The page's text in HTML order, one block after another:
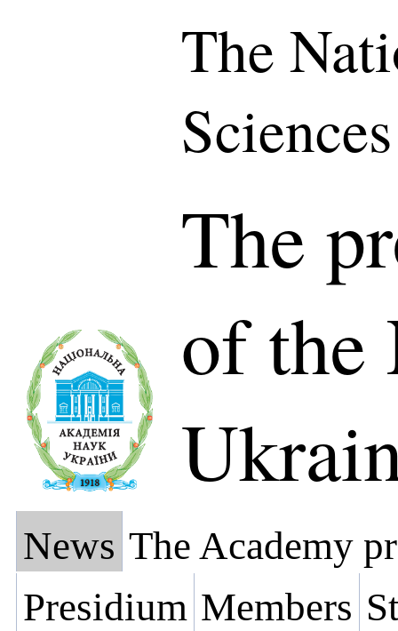
The
The
of the
News The Academy
Presidium Members